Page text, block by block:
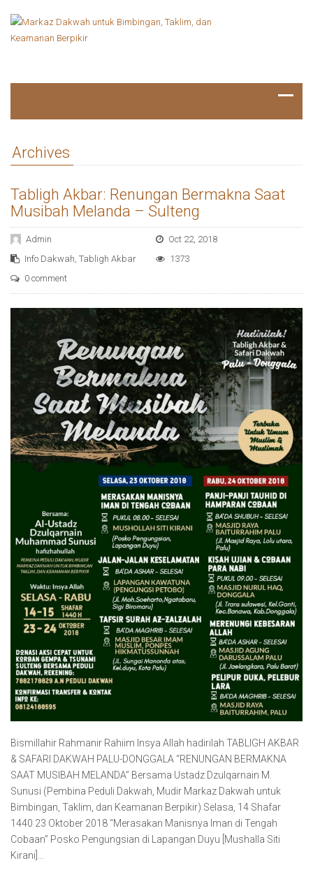
Archives
Tabligh Akbar: Renungan Bermakna Saat
Musibah Melanda – Sulteng
Admin
Oct 22, 2018
Info Dakwah, Tabligh Akbar
1373
0 comment
Bismillahir Rahmanir Rahiim Insya Allah hadirilah TABLIGH AKBAR
& SAFARI DAKWAH PALU-DONGGALA “RENUNGAN BERMAKNA
SAAT MUSIBAH MELANDA” Bersama Ustadz Dzulqarnain M.
Sunusi (Pembina Peduli Dakwah, Mudir Markaz Dakwah untuk
Bimbingan, Taklim, dan Keamanan Berpikir) Selasa, 14 Shafar
1440 23 Oktober 2018 “Merasakan Manisnya Iman di Tengah
Cobaan” Posko Pengungsian di Lapangan Duyu [Mushalla Siti
Kirani]…